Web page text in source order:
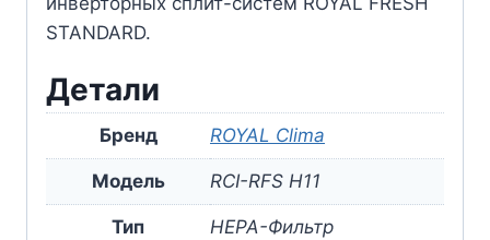
STANDARD.
Детали
Бренд ROYAL Clima
Модель RCI-RFS H11
Тип HEPA-Фильтр